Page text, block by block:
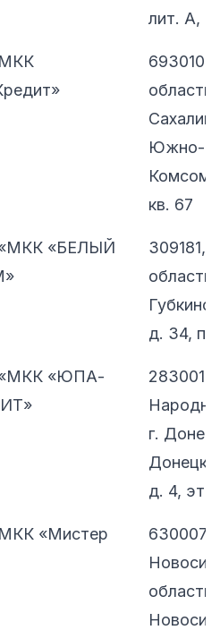
лит. А,
693010,
Южно-
кв. 67
«БЕЛЫЙ
309181,
область,
д. 34,
«ЮПА-
283001,
г.
д. 4, эт. 1
«Мистер
630007,
область,